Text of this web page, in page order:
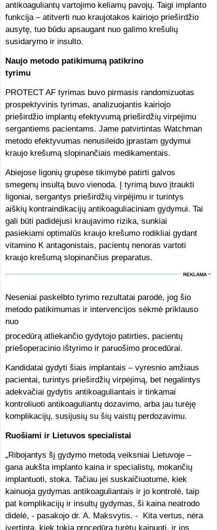
antikoaguliantų vartojimo keliamų pavojų. Taigi implanto
funkcija – atitverti nuo kraujotakos kairiojo prieširdžio
ausytę, tuo būdu apsaugant nuo galimo krešulių
susidarymo ir insulto.
Naujo metodo patikimumą patikrino
tyrimu
PROTECT AF tyrimas buvo pirmasis randomizuotas
prospektyvinis tyrimas, analizuojantis kairiojo
prieširdžio implantų efektyvumą prieširdžių virpėjimu
sergantiems pacientams. Jame patvirtintas Watchman
metodo efektyvumas nenusileido įprastam gydymui
kraujo krešumą slopinančiais medikamentais.
Abiejose ligonių grupėse tikimybė patirti galvos
smegenų insultą buvo vienoda. Į tyrimą buvo įtraukti
ligoniai, sergantys prieširdžių virpėjimu ir turintys
aiškių kontraindikacijų antikoaguliaciniam gydymui. Tai
gali būti padidėjusi kraujavimo rizika, sunkiai
pasiekiami optimalūs kraujo krešumo rodikliai gydant
vitamino K antagonistais, pacientų nenoras vartoti
kraujo krešumą slopinančius preparatus.
REKLAMA
Neseniai paskelbto tyrimo rezultatai parodė, jog šio
metodo patikimumas ir intervencijos sėkmė priklauso
nuo
procedūrą atliekančio gydytojo patirties, pacientų
priešoperacinio ištyrimo ir paruošimo procedūrai.
Kandidatai gydyti šiais implantais – vyresnio amžiaus
pacientai, turintys prieširdžių virpėjimą, bet negalintys
adekvačiai gydytis antikoaguliantais ir tinkamai
kontroliuoti antikoaguliantų dozavimo, arba jau turėję
komplikacijų, susijusių su šių vaistų perdozavimu.
Ruošiami ir Lietuvos specialistai
„Ribojantys šį gydymo metodą veiksniai Lietuvoje –
gana aukšta implanto kaina ir specialistų, mokančių
implantuoti, stoka. Tačiau jei suskaičiuotume, kiek
kainuoja gydymas antikoaguliantais ir jo kontrolė, taip
pat komplikacijų ir insultų gydymas, ši kaina neatrodo
didelė, - pasakojo dr. A. Maksvytis. - Kita vertus, nėra
įvertinta, kiek tokia procedūra turėtų kainuoti, ir jos